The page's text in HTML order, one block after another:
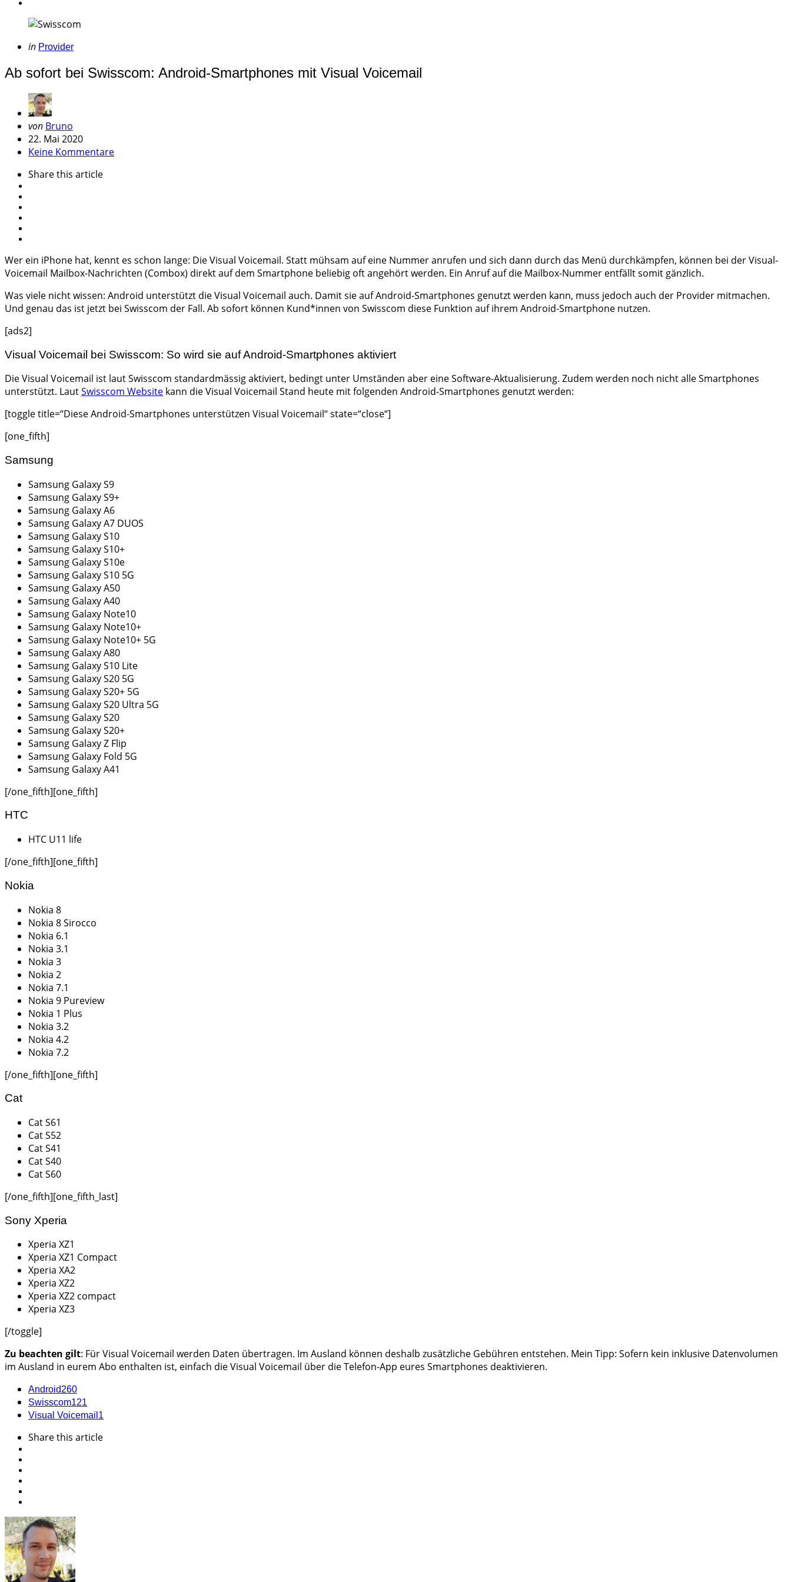
Categories
Posted
in Provider
Ab sofort bei Swisscom: Android-Smartphones mit Visual Voicemail
Geschrieben
von
von Bruno
22. Mai 2020
Keine Kommentare
Sharethis article
Wer ein iPhone hat, kennt es schon lange: Die Visual Voicemail. Statt mühsam auf eine Nummer anrufen und sich dann durch das Menü durchkämpfen, können bei der Visual-
Voicemail Mailbox-Nachrichten (Combox) direkt auf dem Smartphone beliebig oft angehört werden. Ein Anruf auf die Mailbox-Nummer entfällt somit gänzlich.
Was viele nicht wissen: Android unterstützt die Visual Voicemail auch. Damit sie auf Android-Smartphones genutzt werden kann, muss jedoch auch der Provider mitmachen.
Und genau das ist jetzt bei Swisscom der Fall. Ab sofort können Kund*innen von Swisscom diese Funktion auf ihrem Android-Smartphone nutzen.
[ads2]
Visual Voicemail bei Swisscom: So wird sie auf Android-Smartphones aktiviert
Die Visual Voicemail ist laut Swisscom standardmässig aktiviert, bedingt unter Umständen aber eine Software-Aktualisierung. Zudem werden noch nicht alle Smartphones
unterstützt. LautSwisscom Website kann die Visual Voicemail Stand heute mit folgenden Android-Smartphones genutzt werden:
[toggle title=“Diese Android-Smartphones unterstützen Visual Voicemail“ state=“close“]
[one_fifth]
Samsung
Samsung Galaxy S9
Samsung Galaxy S9+
Samsung Galaxy A6
Samsung Galaxy A7 DUOS
Samsung Galaxy S10
Samsung Galaxy S10+
Samsung Galaxy S10e
Samsung Galaxy S10 5G
Samsung Galaxy A50
Samsung Galaxy A40
Samsung Galaxy Note10
Samsung Galaxy Note10+
Samsung Galaxy Note10+ 5G
Samsung Galaxy A80
Samsung Galaxy S10 Lite
Samsung Galaxy S20 5G
Samsung Galaxy S20+ 5G
Samsung Galaxy S20 Ultra 5G
Samsung Galaxy S20
Samsung Galaxy S20+
Samsung Galaxy Z Flip
Samsung Galaxy Fold 5G
Samsung Galaxy A41
[/one_fifth][one_fifth]
HTC
HTC U11 life
[/one_fifth][one_fifth]
Nokia
Nokia 8
Nokia 8 Sirocco
Nokia 6.1
Nokia 3.1
Nokia 3
Nokia 2
Nokia 7.1
Nokia 9 Pureview
Nokia 1 Plus
Nokia 3.2
Nokia 4.2
Nokia 7.2
[/one_fifth][one_fifth]
Cat
Cat S61
Cat S52
Cat S41
Cat S40
Cat S60
[/one_fifth][one_fifth_last]
Sony Xperia
Xperia XZ1
Xperia XZ1 Compact
Xperia XA2
Xperia XZ2
Xperia XZ2 compact
Xperia XZ3
[/toggle]
Zu beachten gilt: Für Visual Voicemail werden Daten übertragen. Im Ausland können deshalb zusätzliche Gebühren entstehen. Mein Tipp: Sofern kein inklusive Datenvolumen
im Ausland in eurem Abo enthalten ist, einfach die Visual Voicemail über die Telefon-App eures Smartphones deaktivieren.
Android260
Swisscom121
Visual Voicemail 1
Sharethis article